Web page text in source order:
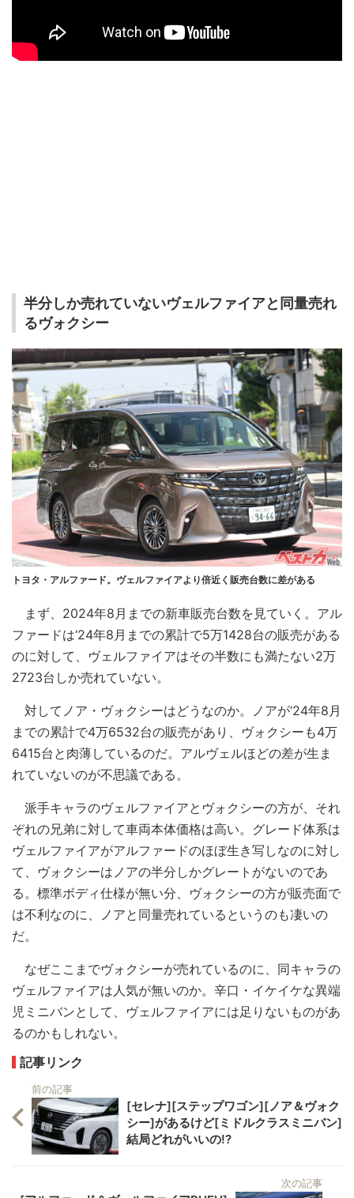
半分しか売れていないヴェルファイアと同量売れ
るヴォクシー
トヨタ・アルファード。ヴェルファイアより倍近く販売台数に差がある
まず、2024年8月までの新車販売台数を見ていく。アル
ファードは‘24年8月までの累計で5万1428台の販売がある
のに対して、ヴェルファイアはその半数にも満たない2万
2723台しか売れていない。
対してノア・ヴォクシーはどうなのか。ノアが‘24年8月
までの累計で4万6532台の販売があり、ヴォクシーも4万
6415台と肉薄しているのだ。アルヴェルほどの差が生ま
れていないのが不思議である。
派手キャラのヴェルファイアとヴォクシーの方が、それ
ぞれの兄弟に対して車両本体価格は高い。グレード体系は
ヴェルファイアがアルファードのほぼ生き写しなのに対し
て、ヴォクシーはノアの半分しかグレートがないのであ
る。標準ボディ仕様が無い分、ヴォクシーの方が販売面で
は不利なのに、ノアと同量売れているというのも凄いの
だ。
なぜここまでヴォクシーが売れているのに、同キャラの
ヴェルファイアは人気が無いのか。辛口・イケイケな異端
児ミニバンとして、ヴェルファイアには足りないものがあ
るのかもしれない。
記事リンク
前の記事
[セレナ][ステップワゴン][ノア＆ヴォク
シー]があるけど[ミドルクラスミニバン]
結局どれがいいの!?
次の記事